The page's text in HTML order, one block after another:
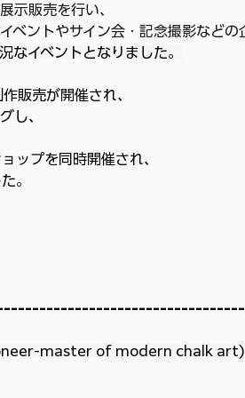
示販売を行い、
ントやサイン会・記念撮影などの
イベントとなりました。
販売が開催され、
し、
ップを同時開催され、
。
master of modern chalk